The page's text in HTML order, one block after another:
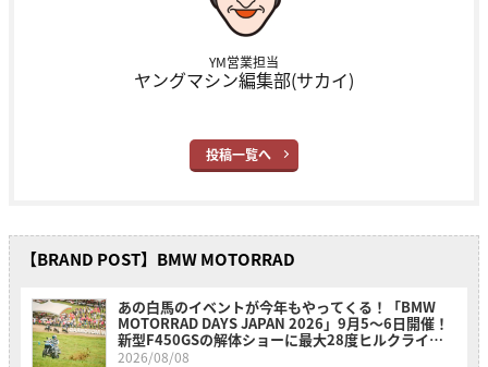
YM営業担当
ヤングマシン編集部(サカイ)
投稿一覧へ
【BRAND POST】BMW MOTORRAD
あの白馬のイベントが今年もやってくる！「BMW
MOTORRAD DAYS JAPAN 2026」9月5〜6日開催！
新型F450GSの解体ショーに最大28度ヒルクライム
も必見！
2026/08/08